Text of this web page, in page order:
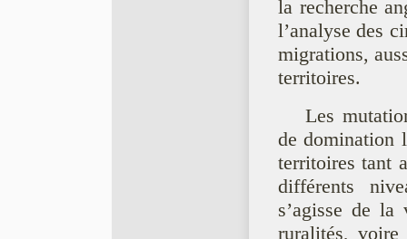
la recherche
l’analyse des
migrations,
territoires.
Les
de domination
territoires tant
différents
s’agisse de
ruralités, voire